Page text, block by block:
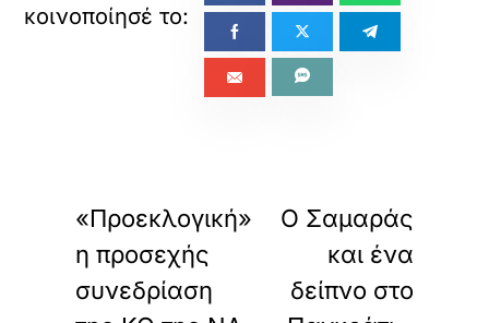
«Προεκλογική»
η προσεχής
συνεδρίαση
Ο Σαμαράς
και ένα
δείπνο στο